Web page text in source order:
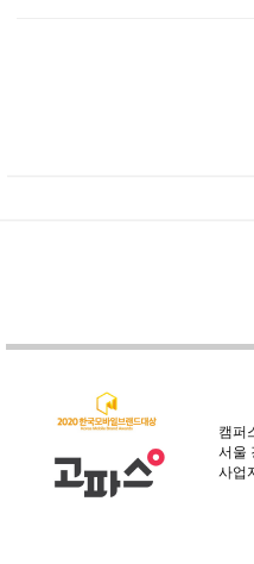
캠퍼
서울
사업